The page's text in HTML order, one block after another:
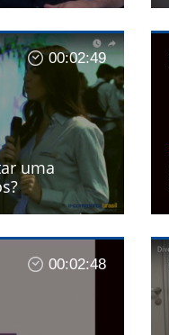
00:02:49
uma
00:02:48